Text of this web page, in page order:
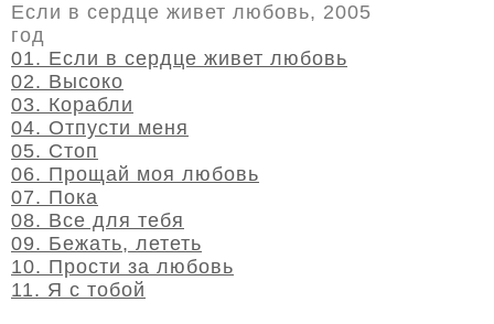
Если в сердце живет любовь, 2005
год
01. Если в сердце живет любовь
02. Высоко
03. Корабли
04. Отпусти меня
05. Стоп
06. Прощай моя любовь
07. Пока
08. Все для тебя
09. Бежать, лететь
10. Прости за любовь
11. Я с тобой